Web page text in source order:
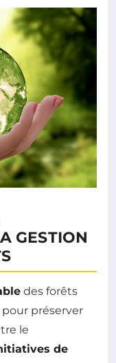
GESTION
des forêts
préserver
le
de